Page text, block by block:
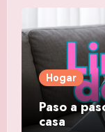
Hogar
Paso a
casa